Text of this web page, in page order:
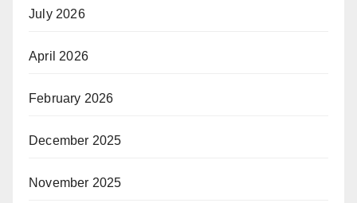
July 2026
April 2026
February 2026
December 2025
November 2025